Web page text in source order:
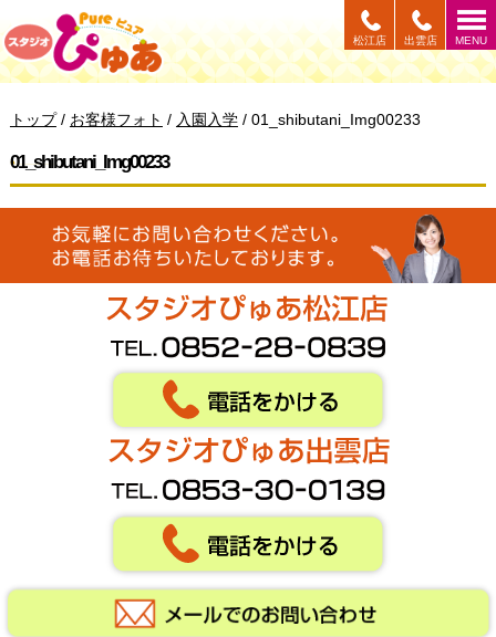
このページの本文へ
MENU
出雲店
松江店
現
の
トップ/ お客様フォト / 入園入学/ 01_shibutani_Img00233
01_shibutani_Img00233